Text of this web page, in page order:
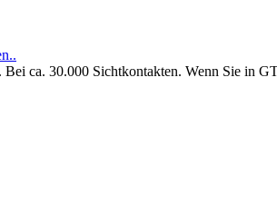
ca. 30.000 Sichtkontakten. Wenn Sie in